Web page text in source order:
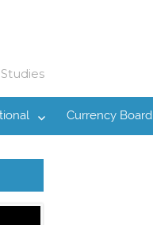
Currency Board